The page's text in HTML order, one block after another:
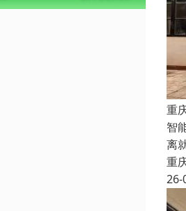
重
智
离
重
26-